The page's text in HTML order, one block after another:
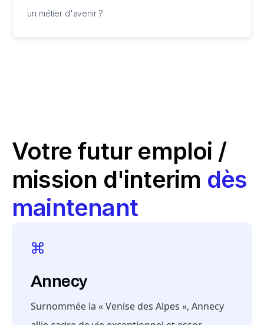
un métier d'avenir ?
Votre futur emploi /
mission d'interim dès
maintenant
Annecy
Surnommée la « Venise des Alpes », Annecy